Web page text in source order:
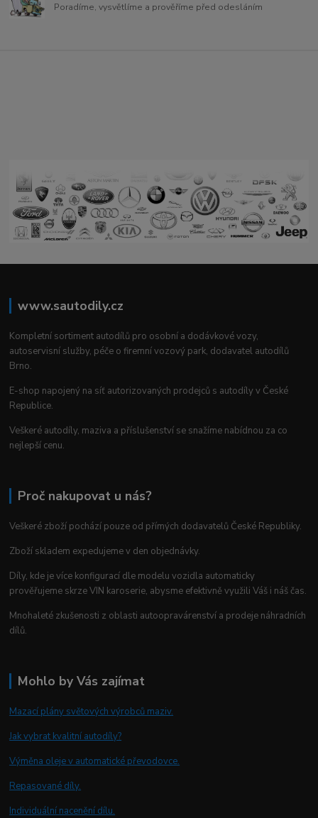
Poradíme, vysvětlíme a prověříme před odesláním
www.sautodily.cz
Kompletní sortiment autodílů pro osobní a dodávkové vozy,
autoservisní služby, péče o firemní vozový park, dodavatel autodílů
Brno.
E-shop napojený na síť autorizovaných prodejců s autodíly v České
Republice.
Veškeré autodíly, maziva a příslušenství se snažíme nabídnou za co
nejlepší cenu.
Proč nakupovat u nás?
Veškeré zboží pochází pouze od přímých dodavatelů České Republiky.
Zboží skladem expedujeme v den objednávky.
Díly, kde je více konfigurací dle modelu vozidla automaticky
prověřujeme skrze VIN karoserie, abysme efektivně využili Váš i náš čas.
Mnohaleté zkušenosti z oblasti autoopravárenství a prodeje náhradních
dílů.
Mohlo by Vás zajímat
Mazací plány světových výrobců maziv.
Jak vybrat kvalitní autodíly?
Výměna oleje v automatické převodovce.
Repasované díly.
Individuální nacenění dílu.